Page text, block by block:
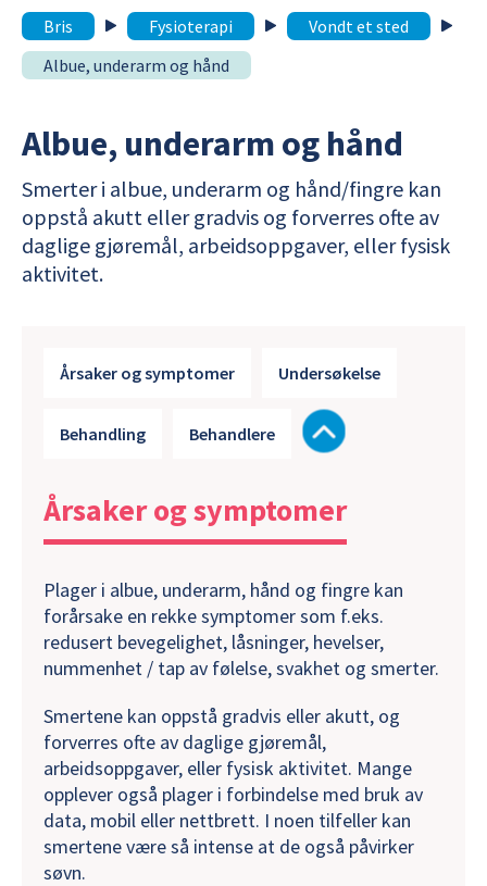
Bris Fysioterapi
Vondt et sted
Albue, underarm og hånd
Albue, underarm og hånd
Smerter i albue, underarm og hånd/fingre kan
oppstå akutt eller gradvis og forverres ofte av
daglige gjøremål, arbeidsoppgaver, eller fysisk
aktivitet.
Årsaker og symptomer Undersøkelse
Behandling Behandlere
Årsaker og symptomer
Plager i albue, underarm, hånd og fingre kan
forårsake en rekke symptomer som f.eks.
redusert bevegelighet, låsninger, hevelser,
nummenhet / tap av følelse, svakhet og smerter.
Smertene kan oppstå gradvis eller akutt, og
forverres ofte av daglige gjøremål,
arbeidsoppgaver, eller fysisk aktivitet. Mange
opplever også plager i forbindelse med bruk av
data, mobil eller nettbrett. I noen tilfeller kan
smertene være så intense at de også påvirker
søvn.